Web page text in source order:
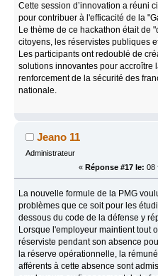
Cette session d’innovation a réuni
pour contribuer à l'efficacité de la
Le thème de ce hackathon était de
citoyens, les réservistes publiques
Les participants ont redoublé de
solutions innovantes pour accroître
renforcement de la sécurité des
nationale.
Jeano 11
Administrateur
« Réponse #17 le: 08
La nouvelle formule de la PMG
problèmes que ce soit pour les
dessous du code de la défense y
Lorsque l'employeur maintient tout
réserviste pendant son absence
la réserve opérationnelle, la
afférents à cette absence sont